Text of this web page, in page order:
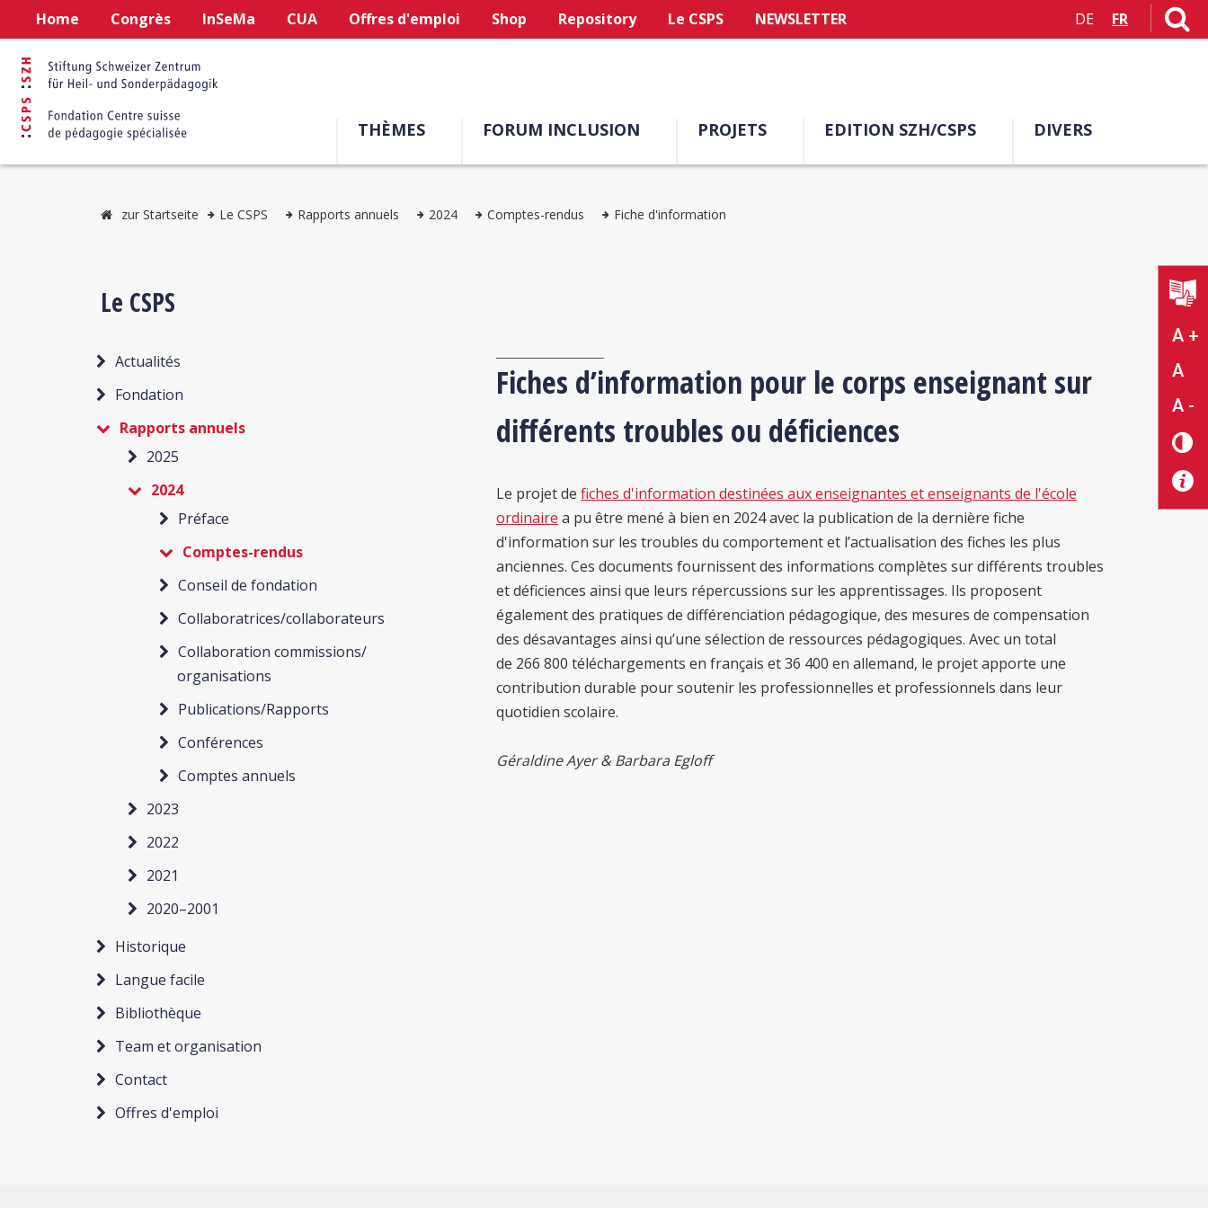
Home Congrès InSeMa CUA Offres d'emploi Shop Repository Le CSPS NEWSLETTER DE FR
THÈMES FORUM INCLUSION PROJETS EDITION SZH/CSPS DIVERS
A +
A
A -
zur Startseite Le CSPS Rapports annuels 2024 Comptes-rendus Fiche d'information
Le CSPS
Actualités
Fondation
Rapports annuels
2025
2024
Préface
Comptes-rendus
Conseil de fondation
Collaboratrices/collaborateurs
Collaboration commissions/
organisations
Publications/Rapports
Conférences
Comptes annuels
2023
2022
2021
2020–2001
Historique
Langue facile
Bibliothèque
Team et organisation
Contact
Offres d'emploi
Fiches d’information pour le corps enseignant sur
différents troubles ou déficiences
Le projet de fiches d'information destinées aux enseignantes et enseignants de l'école
ordinaire a pu être mené à bien en 2024 avec la publication de la dernière fiche
d'information sur les troubles du comportement et l’actualisation des fiches les plus
anciennes. Ces documents fournissent des informations complètes sur différents troubles
et déficiences ainsi que leurs répercussions sur les apprentissages. Ils proposent
également des pratiques de différenciation pédagogique, des mesures de compensation
des désavantages ainsi qu’une sélection de ressources pédagogiques. Avec un total
de 266 800 téléchargements en français et 36 400 en allemand, le projet apporte une
contribution durable pour soutenir les professionnelles et professionnels dans leur
quotidien scolaire.
Géraldine Ayer & Barbara Egloff